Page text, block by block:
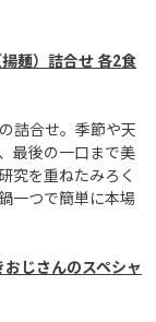
麺）詰合せ 各2食
詰合せ。季節や天
最後の一口まで美
究を重ねたみろく
一つで簡単に本場
じさんのスペシャ